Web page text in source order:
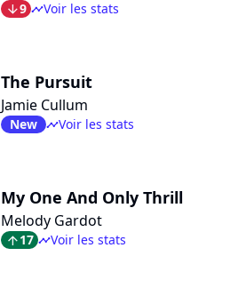
arrow_bot9 timelineVoir les stats
The Pursuit
Jamie Cullum
New timelineVoir les stats
My One And Only Thrill
Melody Gardot
arrow_top17 timelineVoir les stats